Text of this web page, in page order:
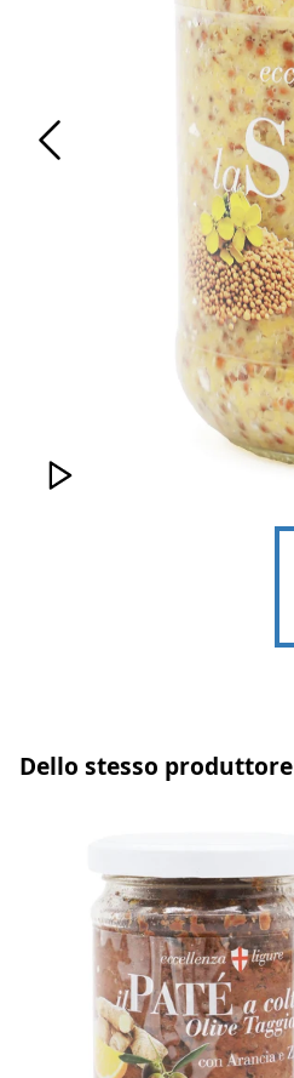
Dello stesso produttore